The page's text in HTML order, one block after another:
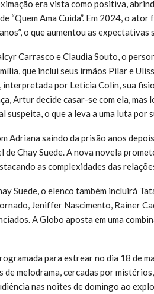
era vista como positiva,
“Quem Ama Cuida”. Em 2024, o
o que aumentou as
Carrasco e Claudia Souto, o
que inclui seus irmãos Pilar e
interpretada por Leticia Colin, sua
Artur decide casar-se com ela, mas
suspeita, o que a leva a uma luta por
Adriana saindo da prisão anos
de Chay Suede. A nova novela
as complexidades das
Suede, o elenco também incluirá
Jeniffer Nascimento, Rainer
A Globo aposta em uma
para estrear no dia 18 de
melodrama, cercadas por
nas noites de domingo ao